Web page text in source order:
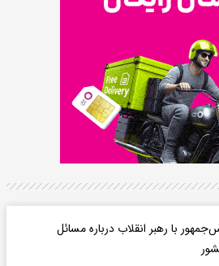
با رهبر انقلاب درباره مسائل